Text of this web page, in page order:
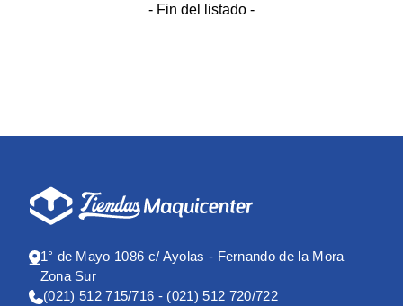
- Fin del listado -
1° de Mayo 1086 c/ Ayolas - Fernando de la Mora
Zona Sur
(021) 512 715/716 - (021) 512 720/722